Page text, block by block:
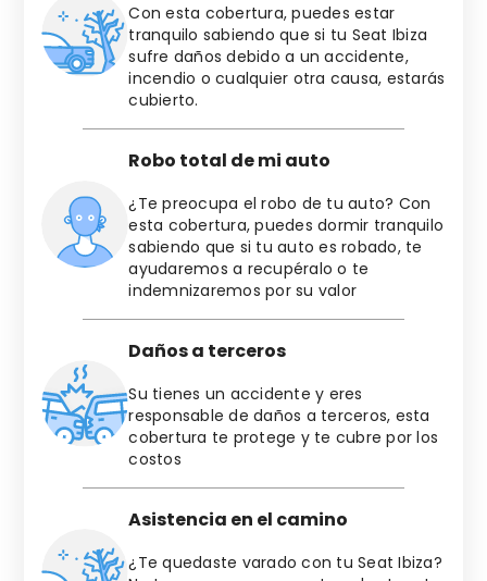
Con esta cobertura, puedes estar
tranquilo sabiendo que si tu Seat Ibiza
sufre daños debido a un accidente,
incendio o cualquier otra causa, estarás
cubierto.
Robo total de mi auto
¿Te preocupa el robo de tu auto? Con
esta cobertura, puedes dormir tranquilo
sabiendo que si tu auto es robado, te
ayudaremos a recupéralo o te
indemnizaremos por su valor
Daños a terceros
Su tienes un accidente y eres
responsable de daños a terceros, esta
cobertura te protege y te cubre por los
costos
Asistencia en el camino
¿Te quedaste varado con tuSeat Ibiza?